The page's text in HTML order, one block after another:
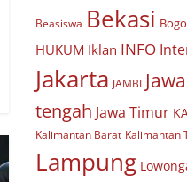
Beasiswa Bekasi
HUKUM Iklan INFO
Jakarta JAMBI
tengah Jawa Timur
Kalimantan Barat Kalimantan
Lampung